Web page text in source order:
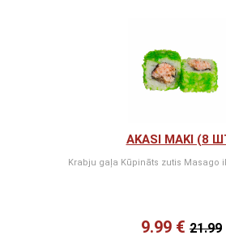
AKASI MAKI (8
Krabju gaļa Kūpināts zutis Masago
9.99 € 21.99